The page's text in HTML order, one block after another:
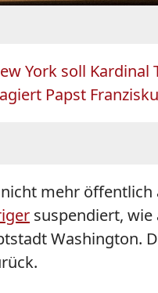
York soll
Papst
mehr
suspendiert, wie
Washington.